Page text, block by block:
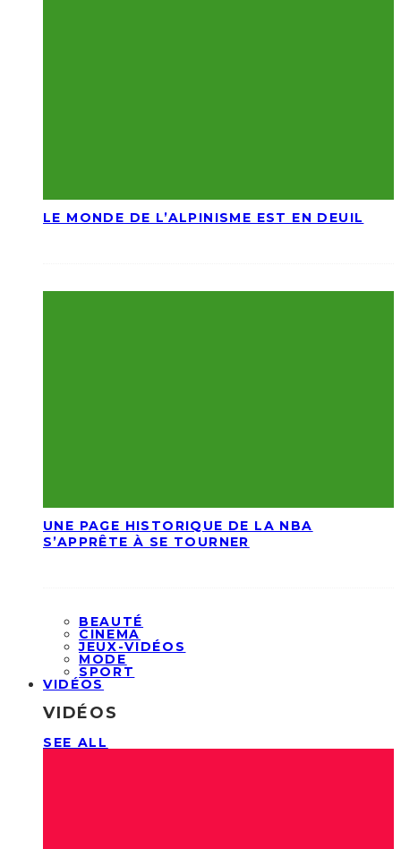
LE MONDE DE L’ALPINISME EST EN DEUIL
UNE PAGE HISTORIQUE DE LA NBA
S’APPRÊTE À SE TOURNER
BEAUTÉ
CINEMA
JEUX-VIDÉOS
MODE
SPORT
VIDÉOS
VIDÉOS
SEE ALL